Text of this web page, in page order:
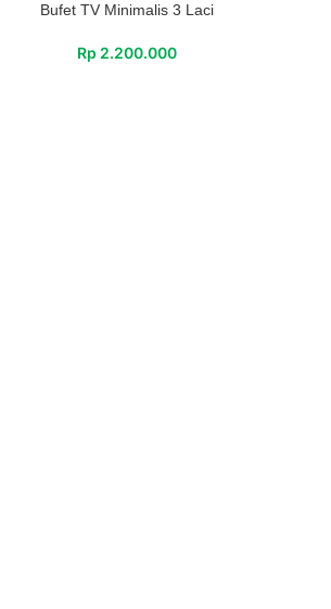
Bufet TV Minimalis 3 Laci
Rp 2.200.000